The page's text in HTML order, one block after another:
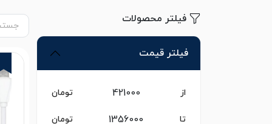
فیلتر محصولات
فیلتر قیمت
از تومان
تا تومان